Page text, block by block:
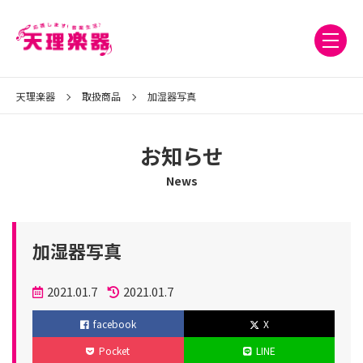
天理楽器 取扱商品 加湿器写真
お知らせ
News
加湿器写真
投
稿
日
2021.01.7
更
新
2021.01.7
facebook
X
Pocket
LINE